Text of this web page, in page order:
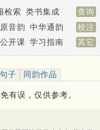
检索 类书集成 查询
音韵 中华通韵 校注
公开课 学习指南 其它
子 同韵作品
有误，仅供参考。